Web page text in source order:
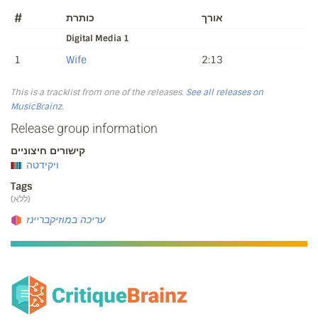
# כותרת אורך
Digital Media 1
1 Wife 2:13
This is a tracklist from one of the releases. See all releases on
MusicBrainz.
Release group information
קישורים חיצוניים
ויקידטה
Tags
(ללא)
עריכה במוזיקבריינז